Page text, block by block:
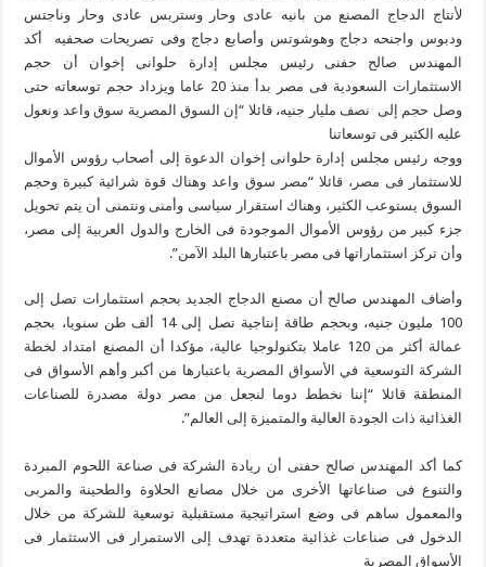
لأنتاج الدجاج المصنع من بانيه عادى وحار وستربس عادى وحار وناجتس
ودبوس واجنحه دجاج وهوشوتس وأصابع دجاج وفى تصريحات صحفيه أكد
المهندس صالح حفنى رئيس مجلس إدارة حلوانى إخوان أن حجم
الاستثمارات السعودية فى مصر بدأ منذ 20 عاما ويزداد حجم توسعاته حتى
وصل حجم إلى نصف مليار جنيه، قائلا “إن السوق المصرية سوق واعد ونعول
عليه الكثير فى توسعاتنا
ووجه رئيس مجلس إدارة حلوانى إخوان الدعوة إلى أصحاب رؤوس الأموال
للاستثمار فى مصر، قائلا “مصر سوق واعد وهناك قوة شرائية كبيرة وحجم
السوق يستوعب الكثير، وهناك استقرار سياسى وأمنى ونتمنى أن يتم تحويل
جزء كبير من رؤوس الأموال الموجودة فى الخارج والدول العربية إلى مصر،
وأن تركز استثماراتها فى مصر باعتبارها البلد الآمن”.
وأضاف المهندس صالح أن مصنع الدجاج الجديد بحجم استثمارات تصل إلى
100 مليون جنيه، وبحجم طاقة إنتاجية تصل إلى 14 ألف طن سنويا، بحجم
عمالة أكثر من 120 عاملا بتكنولوجيا عالية، مؤكدا أن المصنع امتداد لخطة
الشركة التوسعية في الأسواق المصرية باعتبارها من أكبر وأهم الأسواق فى
المنطقة قائلا “إننا نخطط دوما لنجعل من مصر دولة مصدرة للصناعات
الغذائية ذات الجودة العالية والمتميزة إلى العالم”.
كما أكد المهندس صالح حفنى أن ريادة الشركة فى صناعة اللحوم المبردة
والتنوع فى صناعاتها الأخرى من خلال مصانع الحلاوة والطحينة والمربى
والمعمول ساهم فى وضع استراتيجية مستقبلية توسعية للشركة من خلال
الدخول فى صناعات غذائية متعددة تهدف إلى الاستمرار فى الاستثمار فى
الأسواق المصرية